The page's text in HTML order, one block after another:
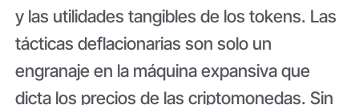
y las utilidades tangibles de los tokens. Las
tácticas deflacionarias son solo un
engranaje en la máquina expansiva que
dicta los precios de las criptomonedas. Sin